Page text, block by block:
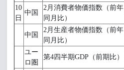
10
日
中国
2月消費者物価指数（前年
同月比）
中国
2月生産者物価指数（前年
同月比）
ユー
ロ圏
第4四半期GDP（前期比）